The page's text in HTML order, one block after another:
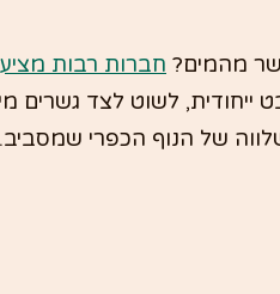
מהמים? חברות רבות
לשוט לצד גשרים
של הנוף הכפרי שמסביב.